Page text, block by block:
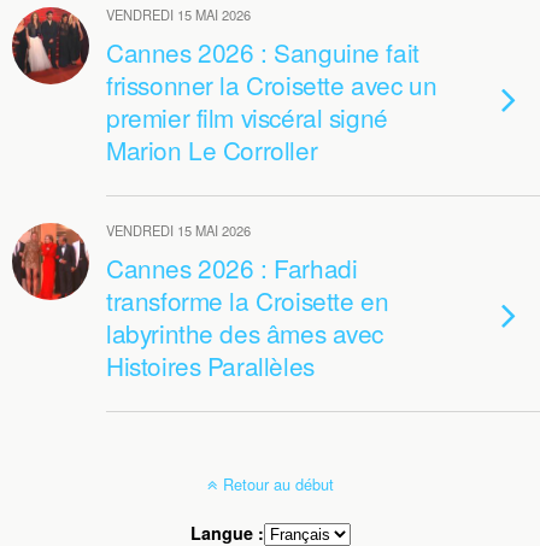
VENDREDI 15 MAI 2026
Cannes 2026 : Sanguine fait
frissonner la Croisette avec un
premier film viscéral signé
Marion Le Corroller
VENDREDI 15 MAI 2026
Cannes 2026 : Farhadi
transforme la Croisette en
labyrinthe des âmes avec
Histoires Parallèles
Retour au début
Langue :